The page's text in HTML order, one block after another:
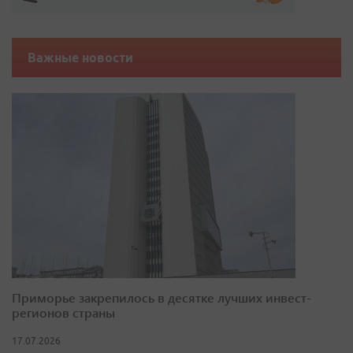
Важные новости
Приморье закрепилось в десятке лучших инвест-
регионов страны
17.07.2026